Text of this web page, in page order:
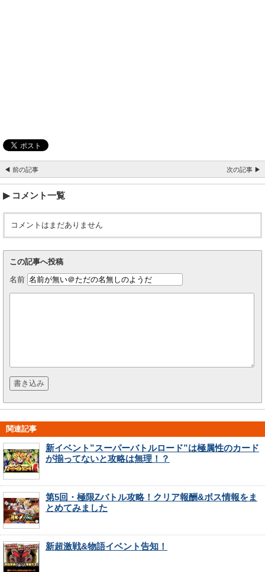
◀ 前の記事 次の記事 ▶
コメント一覧
コメントはまだありません
この記事へ投稿
名前
関連記事
新イベント”スーパーバトルロード”は極属性のカード
が揃ってないと攻略は無理！？
第5回・極限Zバトル攻略！クリア報酬&ボス情報をま
とめてみました
新超激戦&物語イベント告知！